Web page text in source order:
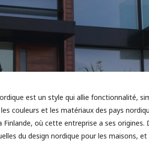
est un style qui allie fonctionnalité,
couleurs et les matériaux des pays
Finlande, où cette entreprise a ses
du design nordique pour les maisons,